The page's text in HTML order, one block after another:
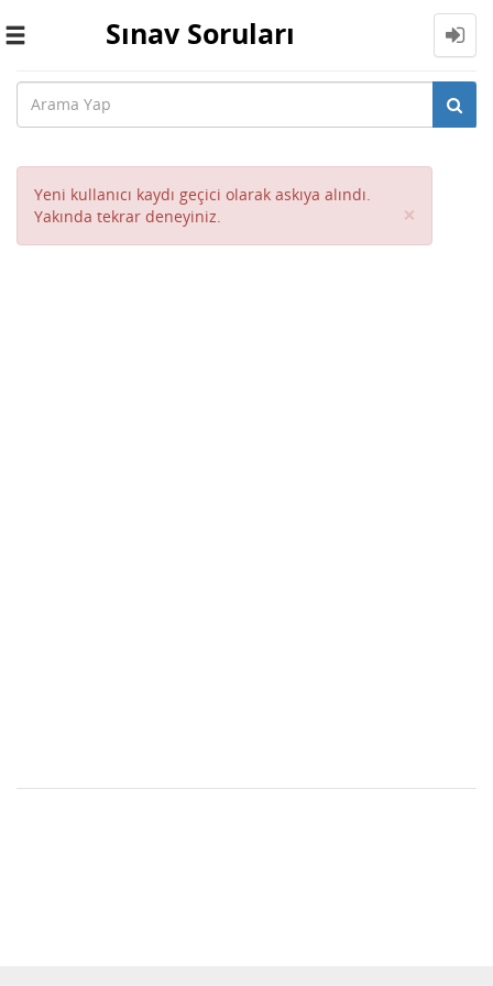
Toggle
Sınav Soruları
Yeni kullanıcı kaydı geçici olarak askıya alındı.
Yakında tekrar deneyiniz.
×